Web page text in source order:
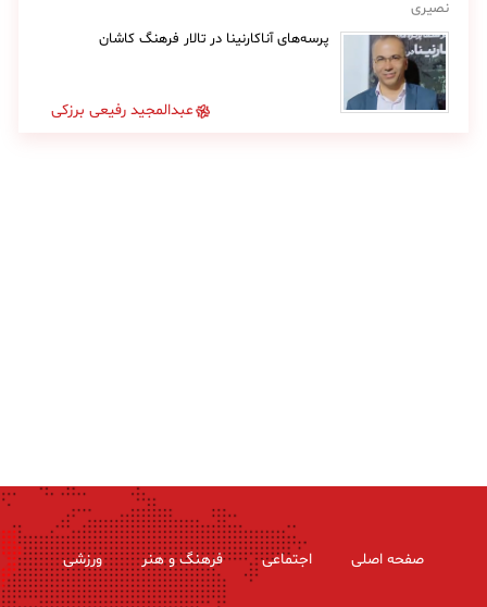
نصیری
پرسه‌های آناکارنینا در تالار فرهنگ کاشان
عبدالمجید رفیعی برزکی
صفحه اصلی اجتماعی فرهنگ و هنر ورزشی